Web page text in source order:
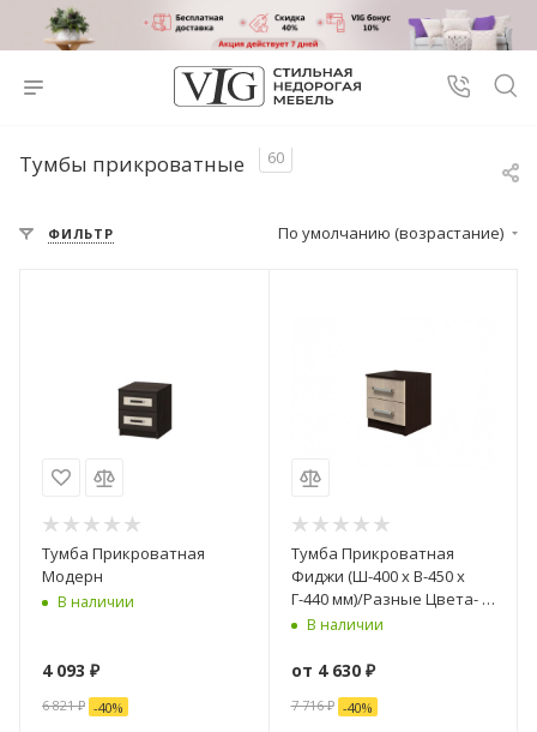
Тумбы прикроватные 60
ФИЛЬТР По умолчанию (возрастание)
Тумба Прикроватная
Модерн
В наличии
4 093 ₽
6 821₽ -40%
Тумба Прикроватная
Фиджи (Ш-400 х В-450 х
Г-440 мм)/Разные Цвета- 2
штВ наличии
от 4 630 ₽
7 716 ₽ -40%